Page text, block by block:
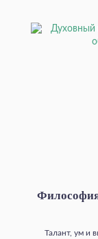
Философия
Талант, ум и